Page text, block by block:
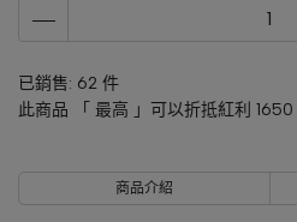
已銷售: 62 件
此商品 「 最高 」可以折抵紅利 1650
商品介紹